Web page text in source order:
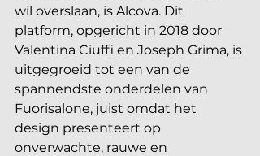
wil overslaan, is Alcova. Dit
platform, opgericht in 2018 door
Valentina Ciuffi en Joseph Grima, is
uitgegroeid tot een van de
spannendste onderdelen van
Fuorisalone, juist omdat het
design presenteert op
onverwachte, rauwe en